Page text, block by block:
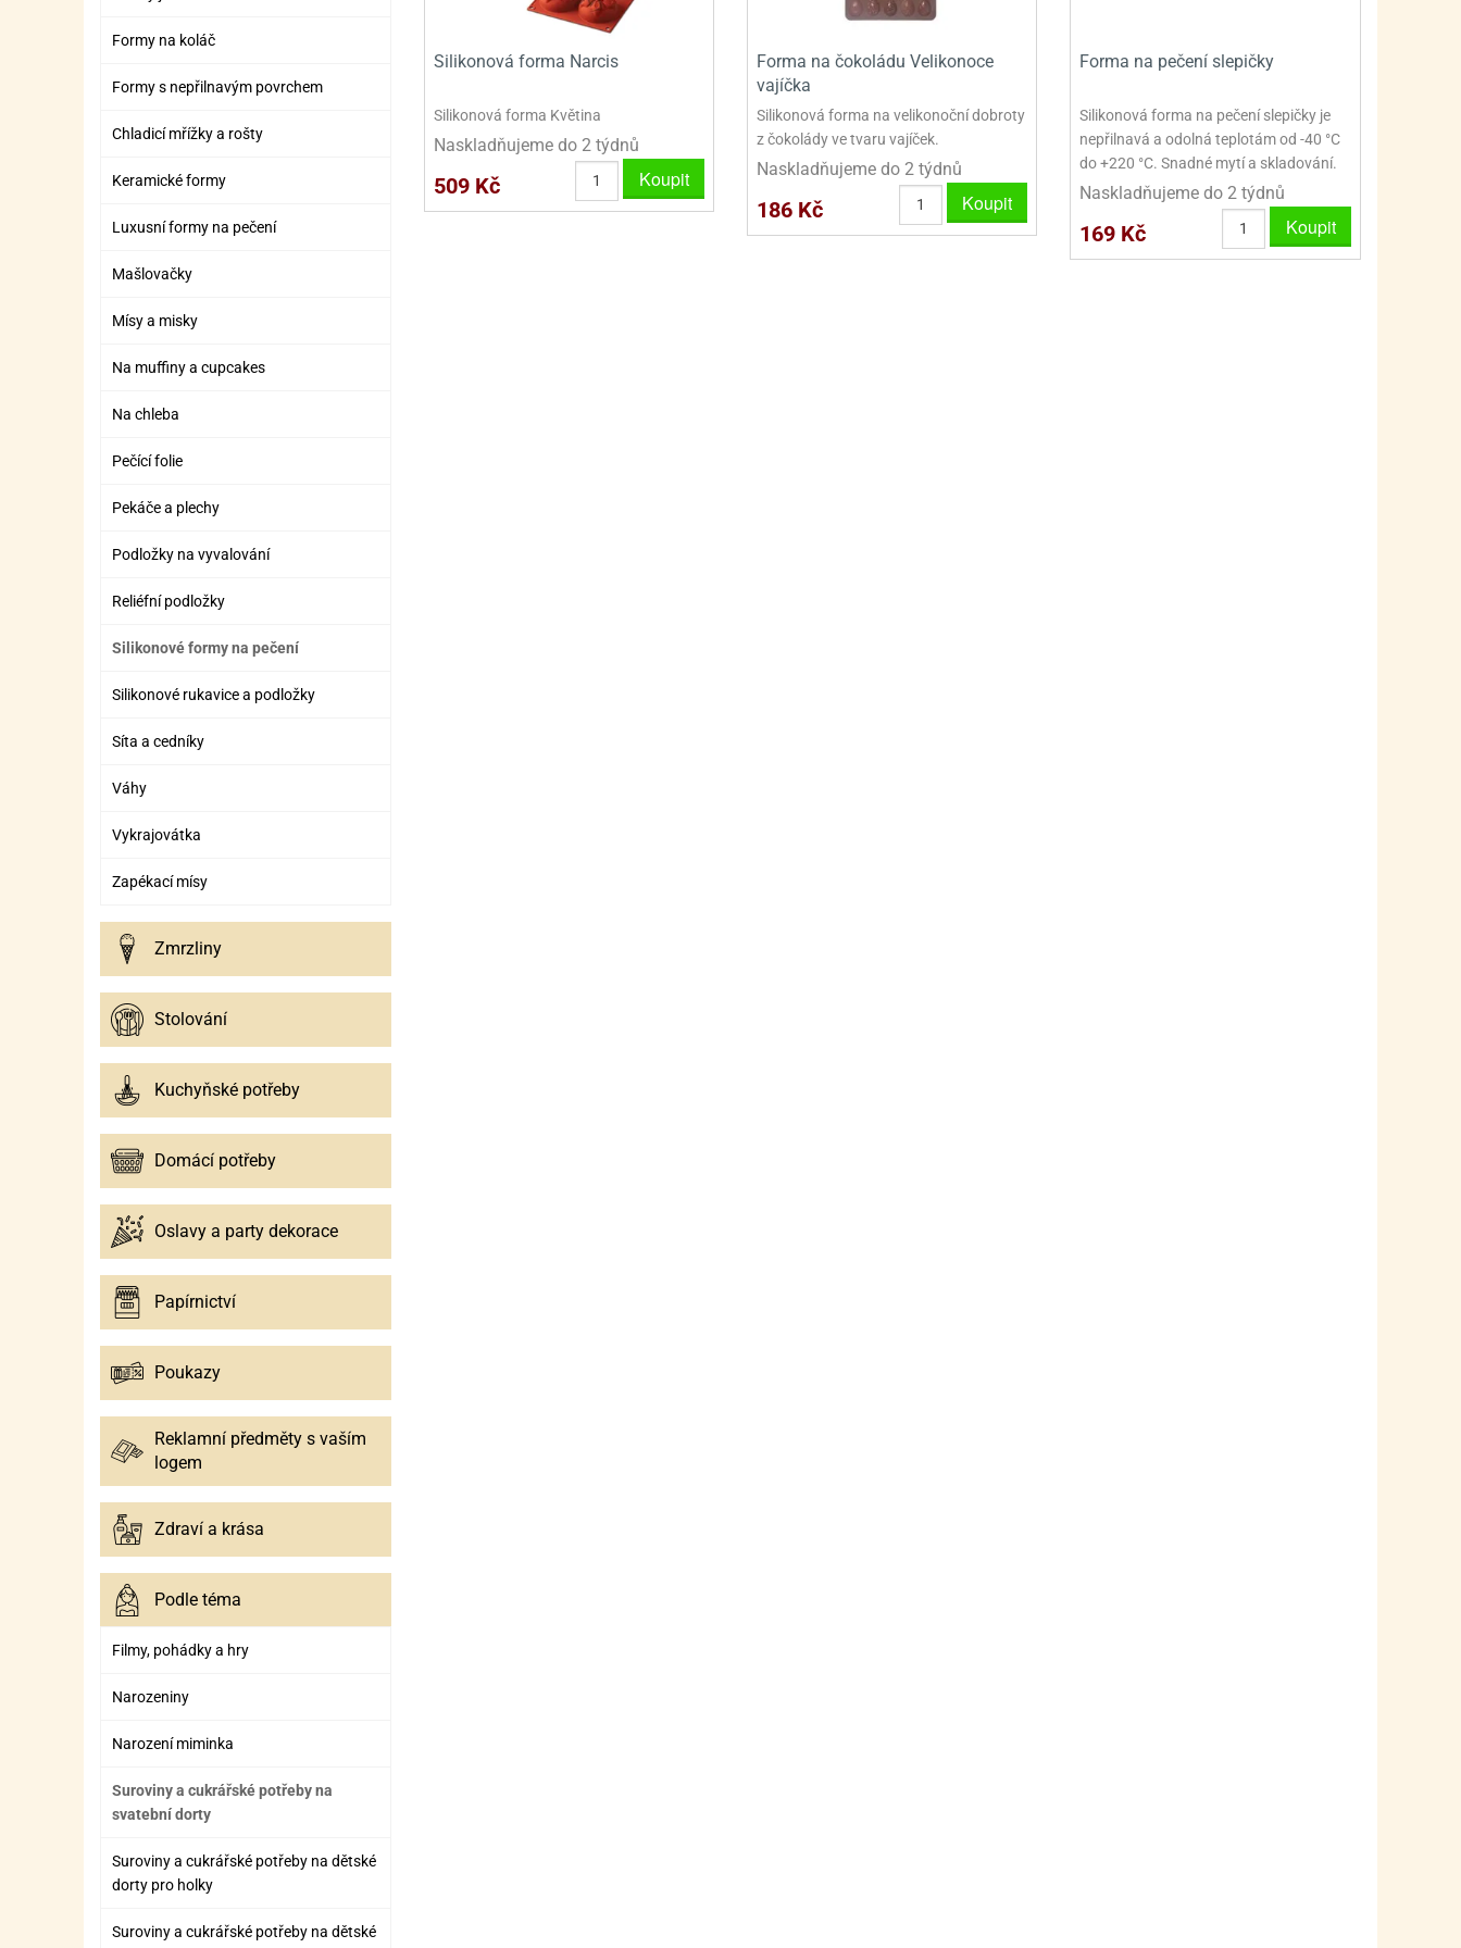
NEREZOVÉ VYKRAJOVAČKY
Formy na koláč
Formy s nepřilnavým povrchem
Chladicí mřížky a rošty
Keramické formy
Luxusní formy na pečení
Mašlovačky
Mísy a misky
Na muffiny a cupcakes
Na chleba
Pečící folie
Pekáče a plechy
Podložky na vyvalování
Reliéfní podložky
Silikonové formy na pečení
Silikonové rukavice a podložky
Síta a cedníky
Váhy
Vykrajovátka
Zapékací mísy
Zmrzliny
Stolování
Kuchyňské potřeby
Domácí potřeby
Oslavy a party dekorace
Papírnictví
Poukazy
Reklamní předměty s vaším
logem
Zdraví a krása
Podle téma
Filmy, pohádky a hry
Narozeniny
Narození miminka
Suroviny a cukrářské potřeby na
svatební dorty
Suroviny a cukrářské potřeby na dětské
dorty pro holky
Suroviny a cukrářské potřeby na dětské
Silikonová forma Narcis
Silikonová forma Květina
Naskladňujeme do 2 týdnů
509 Kč Koupit
Forma na čokoládu Velikonoce
vajíčka
Silikonová forma na velikonoční dobroty
z čokolády ve tvaru vajíček.
Naskladňujeme do 2 týdnů
186 Kč Koupit
Forma na pečení slepičky
Silikonová forma na pečení slepičky je
nepřilnavá a odolná teplotám od -40 °C
do +220 °C. Snadné mytí a skladování.
Naskladňujeme do 2 týdnů
169 Kč Koupit